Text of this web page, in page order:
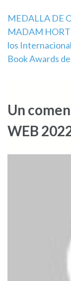
de
entradas
MEDALLA DE
MADAM
los
Book Awards
Un
WEB